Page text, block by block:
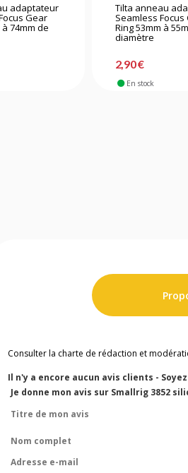
adaptateur
Gear
74mm de
Tilta anneau
Seamless Focus
Ring 53mm à
diamètre
2,90 €
En stock
Consulter la charte de rédaction et
Il n'y a encore aucun avis clients -
Je donne mon avis sur Smallrig 3852
Titre de mon avis
Nom complet
Adresse e-mail